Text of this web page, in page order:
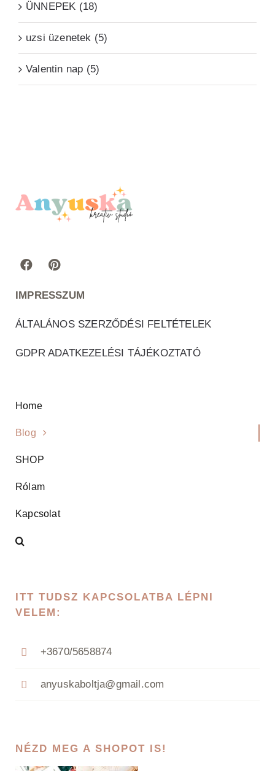
ÜNNEPEK (18)
uzsi üzenetek (5)
Valentin nap (5)
IMPRESSZUM
ÁLTALÁNOS SZERZŐDÉSI FELTÉTELEK
GDPR ADATKEZELÉSI TÁJÉKOZTATÓ
Home
Blog
SHOP
Rólam
Kapcsolat
ITT TUDSZ KAPCSOLATBA LÉPNI
VELEM:
+3670/5658874
anyuskaboltja@gmail.com
NÉZD MEG A SHOPOT IS!